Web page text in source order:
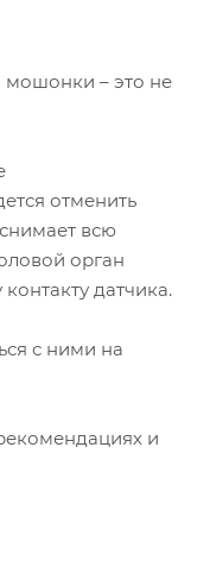
мошонки – это не
отменить
всю
орган
датчика.
с ними на
и